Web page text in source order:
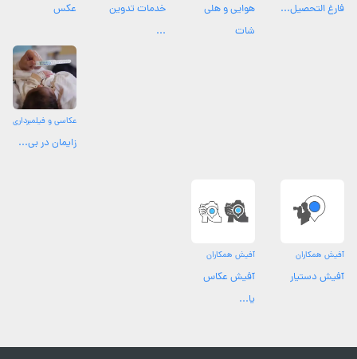
فارغ التحصیل...
هوایی و هلی
شات
خدمات تدوین
...
عکس
عکاسی و فیلمبرداری
زایمان در بی...
آفیش همکاران
آفیش دستیار
آفیش همکاران
آفیش عکاس
یا...